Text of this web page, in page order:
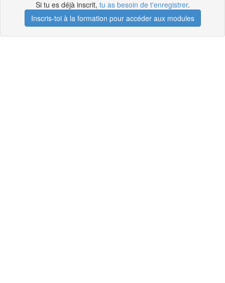
Si tu es déjà inscrit, tu as besoin de t'enregistrer.
Inscris-toi à la formation pour accéder aux modules